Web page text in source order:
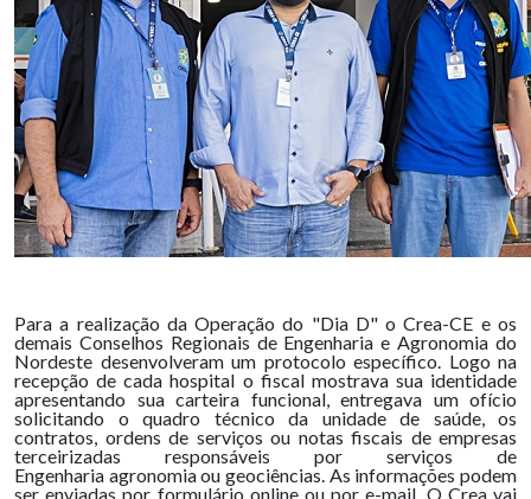
Para a realização da Operação do "Dia D" o Crea-CE e os
demais Conselhos Regionais de Engenharia e Agronomia do
Nordeste desenvolveram um protocolo específico. Logo na
recepção de cada hospital o fiscal mostrava sua identidade
apresentando sua carteira funcional, entregava um ofício
solicitando o quadro técnico da unidade de saúde, os
contratos, ordens de serviços ou notas fiscais de empresas
terceirizadas responsáveis por serviços de
Engenharia agronomia ou geociências. As informações podem
ser enviadas por formulário online ou por e-mail. O Crea vai